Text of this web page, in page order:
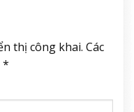
thị công khai. Các
*